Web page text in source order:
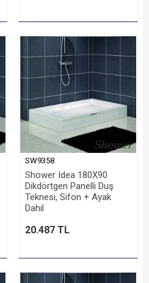
SW9358
Shower Idea 180X90
Dikdörtgen Panelli Duş
Teknesi, Sifon + Ayak
Dahil
20.487 TL